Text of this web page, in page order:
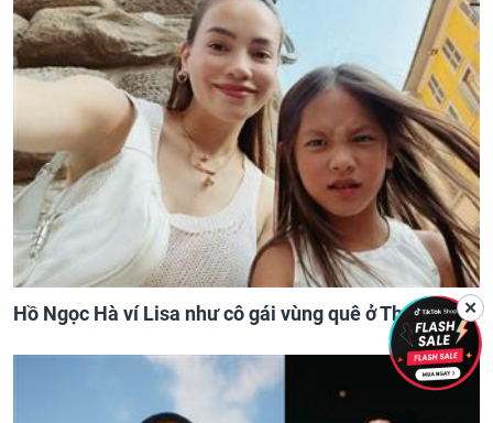
Hồ Ngọc Hà ví Lisa như cô gái vùng quê ở Thụy Điển✕